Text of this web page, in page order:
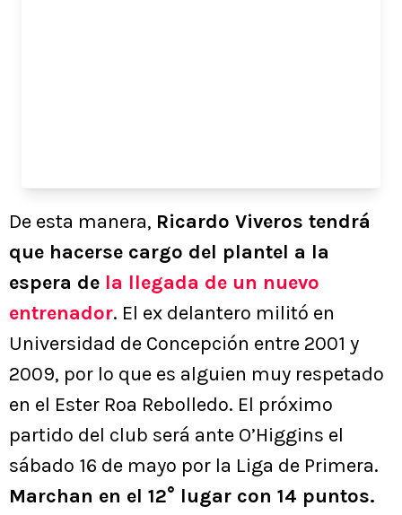
De esta manera, Ricardo Viveros tendrá
que hacerse cargo del plantel a la
espera de la llegada de un nuevo
entrenador. El ex delantero militó en
Universidad de Concepción entre 2001 y
2009, por lo que es alguien muy respetado
en el Ester Roa Rebolledo. El próximo
partido del club será ante O’Higgins el
sábado 16 de mayo por la Liga de Primera.
Marchan en el 12° lugar con 14 puntos.